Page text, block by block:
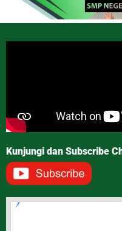
Kunjungi dan Subscribe